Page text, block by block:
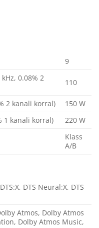
9
0.08% 2
110
2 kanali korral)
150 W
1 kanali korral)
220 W
Klass
A/B
DTS Neural:X, DTS
Atmos, Dolby Atmos
Dolby Atmos Music,